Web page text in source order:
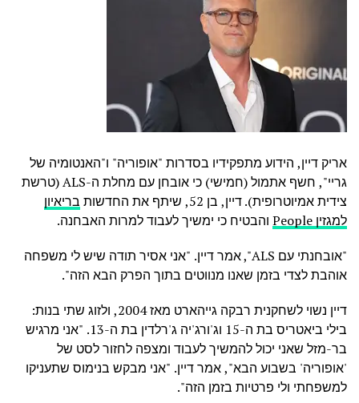
אריק דיין, הידוע מתפקידיו בסדרות "אופוריה" ו"האנטומיה של
גריי", חשף אתמול (חמישי) כי אובחן עם מחלת ה-ALS (טרשת
צידית אמיוטרופית). דיין, בן 52, שיתף את החדשות
בריאיון
למגזין People
והבטיח כי ימשיך לעבוד למרות האבחנה.
"אובחנתי עם ALS", אמר דיין. "אני אסיר תודה שיש לי משפחה
אוהבת לצדי בזמן שאנו מנווטים בתוך הפרק הבא הזה".
דיין נשוי לשחקנית רבקה גייהארט מאז 2004, ולזוג שתי בנות:
בילי ביאטריס בת ה-15 וג'ורג'יה ג'רלדין בת ה-13. "אני מרגיש
בר-מזל שאני יכול להמשיך לעבוד ומצפה לחזור לסט של
'אופוריה' בשבוע הבא", אמר דיין. "אני מבקש בנימוס שתעניקו
למשפחתי ולי פרטיות בזמן הזה".